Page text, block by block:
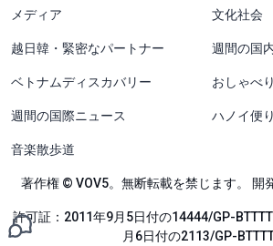
メディア 文化社会
越日韓・緊密なパートナー 週間の国
ベトナムディスカバリー おしゃべ
週間の国際ニュース ハノイ便り
音楽散歩道
著作権 © VOV5。無断転載を禁じます。 開
許可証：2011年9月5日付の14444/GP-
月6日付の2113/GP-